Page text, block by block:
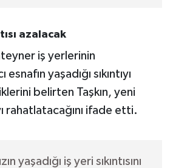
azalacak
iş yerlerinin
esnafın yaşadığı sıkıntıyı
belirten Taşkın, yeni
rahatlatacağını ifade etti.
yaşadığı iş yeri sıkıntısını